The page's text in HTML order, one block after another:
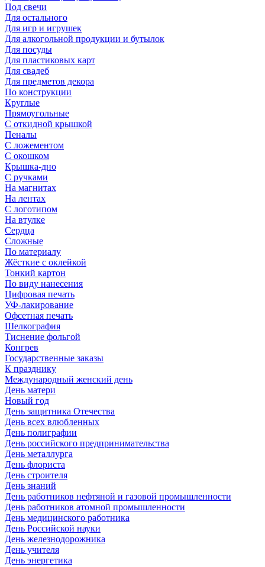
Под свечи
Для остального
Для игр и игрушек
Для алкогольной продукции и бутылок
Для посуды
Для пластиковых карт
Для свадеб
Для предметов декора
По конструкции
Круглые
Прямоугольные
С откидной крышкой
Пеналы
С ложементом
С окошком
Крышка-дно
С ручками
На магнитах
На лентах
С логотипом
На втулке
Сердца
Сложные
По материалу
Жёсткие с оклейкой
Тонкий картон
По виду нанесения
Цифровая печать
УФ-лакирование
Офсетная печать
Шелкография
Тиснение фольгой
Конгрев
Государственные заказы
К празднику
Международный женский день
День матери
Новый год
День защитника Отечества
День всех влюбленных
День полиграфии
День российского предпринимательства
День металлурга
День флориста
День строителя
День знаний
День работников нефтяной и газовой промышленности
День работников атомной промышленности
День медицинского работника
День Российской науки
День железнодорожника
День учителя
День энергетика